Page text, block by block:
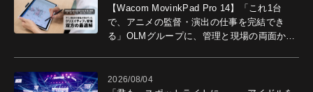
【Wacom MovinkPad Pro 14】「これ1台
で、アニメの監督・演出の仕事を完結でき
る」OLMグループに、管理と現場の両面から
2026/08/04